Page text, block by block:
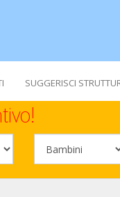
SUGGERISCI